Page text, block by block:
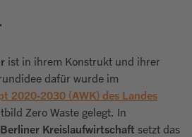
ist in ihrem Konstrukt und ihrer
dafür wurde im
2020-2030 (AWK) des Landes
Zero Waste gelegt. In
Kreislaufwirtschaft setzt das